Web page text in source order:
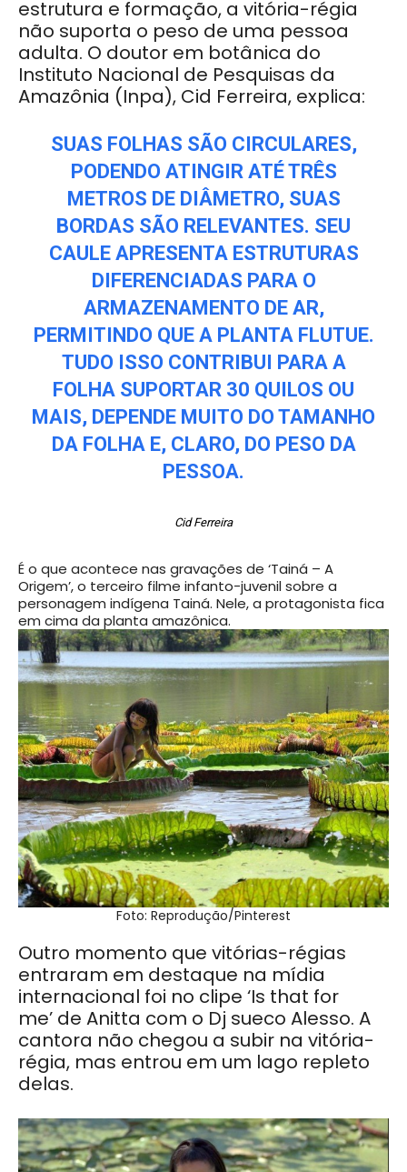
estrutura e formação, a vitória-régia
não suporta o peso de uma pessoa
adulta. O doutor em botânica do
Instituto Nacional de Pesquisas da
Amazônia (Inpa), Cid Ferreira, explica:
SUAS FOLHAS SÃO CIRCULARES,
PODENDO ATINGIR ATÉ TRÊS
METROS DE DIÂMETRO, SUAS
BORDAS SÃO RELEVANTES. SEU
CAULE APRESENTA ESTRUTURAS
DIFERENCIADAS PARA O
ARMAZENAMENTO DE AR,
PERMITINDO QUE A PLANTA FLUTUE.
TUDO ISSO CONTRIBUI PARA A
FOLHA SUPORTAR 30 QUILOS OU
MAIS, DEPENDE MUITO DO TAMANHO
DA FOLHA E, CLARO, DO PESO DA
PESSOA.
Cid Ferreira
É o que acontece nas gravações de ‘Tainá – A
Origem’, o terceiro filme infanto-juvenil sobre a
personagem indígena Tainá. Nele, a protagonista fica
em cima da planta amazônica.
Foto: Reprodução/Pinterest
Outro momento que vitórias-régias
entraram em destaque na mídia
internacional foi no clipe ‘Is that for
me’ de Anitta com o Dj sueco Alesso. A
cantora não chegou a subir na vitória-
régia, mas entrou em um lago repleto
delas.